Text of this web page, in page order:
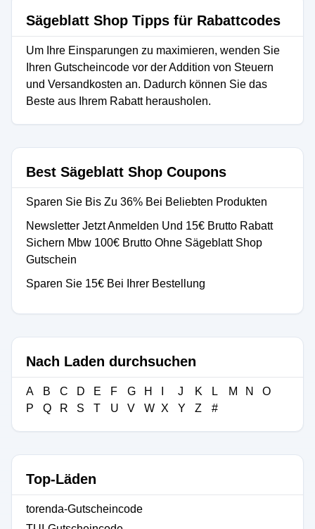
Sägeblatt Shop Tipps für Rabattcodes
Um Ihre Einsparungen zu maximieren, wenden Sie
Ihren Gutscheincode vor der Addition von Steuern
und Versandkosten an. Dadurch können Sie das
Beste aus Ihrem Rabatt herausholen.
Best Sägeblatt Shop Coupons
Sparen Sie Bis Zu 36% Bei Beliebten Produkten
Newsletter Jetzt Anmelden Und 15€ Brutto Rabatt
Sichern Mbw 100€ Brutto Ohne Sägeblatt Shop
Gutschein
Sparen Sie 15€ Bei Ihrer Bestellung
Nach Laden durchsuchen
A B C D E F G H J K L M N
O
P
Q R S T U V W X Y Z #
Top-Läden
torenda-Gutscheincode